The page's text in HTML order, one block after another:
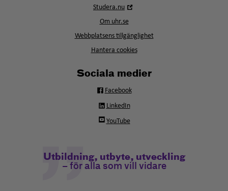
Studera.nu
fönster
Om uhr.se
Webbplatsens tillgänglighet
Hantera cookies
Sociala medier
Facebook
LinkedIn
YouTube
Utbildning, utbyte, utveckling
– för alla som vill vidare